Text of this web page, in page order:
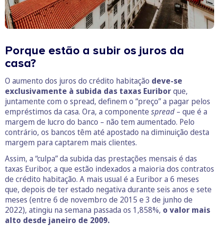
Porque estão a subir os juros da
casa?
O aumento dos juros do crédito habitação deve-se
exclusivamente à subida das taxas Euriborque,
juntamente com o spread, definem o “preço” a pagar pelos
empréstimos da casa. Ora, a componente spread – que é a
margem de lucro do banco – não tem aumentado. Pelo
contrário, os bancos têm até apostado na diminuição desta
margem para captarem mais clientes.
Assim, a “culpa” da subida das prestações mensais é das
taxas Euribor, a que estão indexados a maioria dos contratos
de crédito habitação. A mais usual é a Euribor a 6 meses
que, depois de ter estado negativa durante seis anos e sete
meses (entre 6 de novembro de 2015 e 3 de junho de
2022), atingiu na semana passada os 1,858%, o valor mais
alto desde janeiro de 2009.